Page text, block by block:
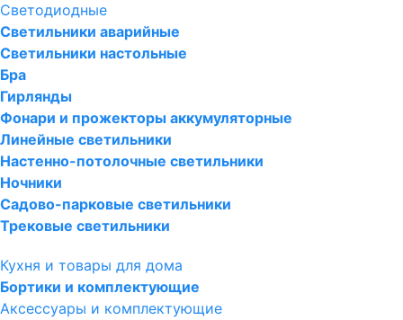
Светодиодные
Светильники аварийные
Светильники настольные
Бра
Гирлянды
Фонари и прожекторы аккумуляторные
Линейные светильники
Настенно-потолочные светильники
Ночники
Садово-парковые светильники
Трековые светильники
Кухня и товары для дома
Бортики и комплектующие
Аксессуары и комплектующие